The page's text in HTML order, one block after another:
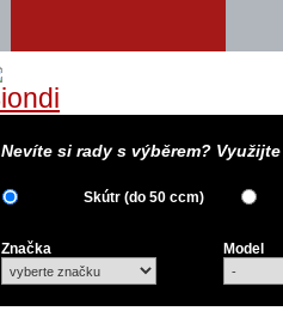
Nevíte si rady s výběrem?
Skútr (do 50 ccm)
Značka Model